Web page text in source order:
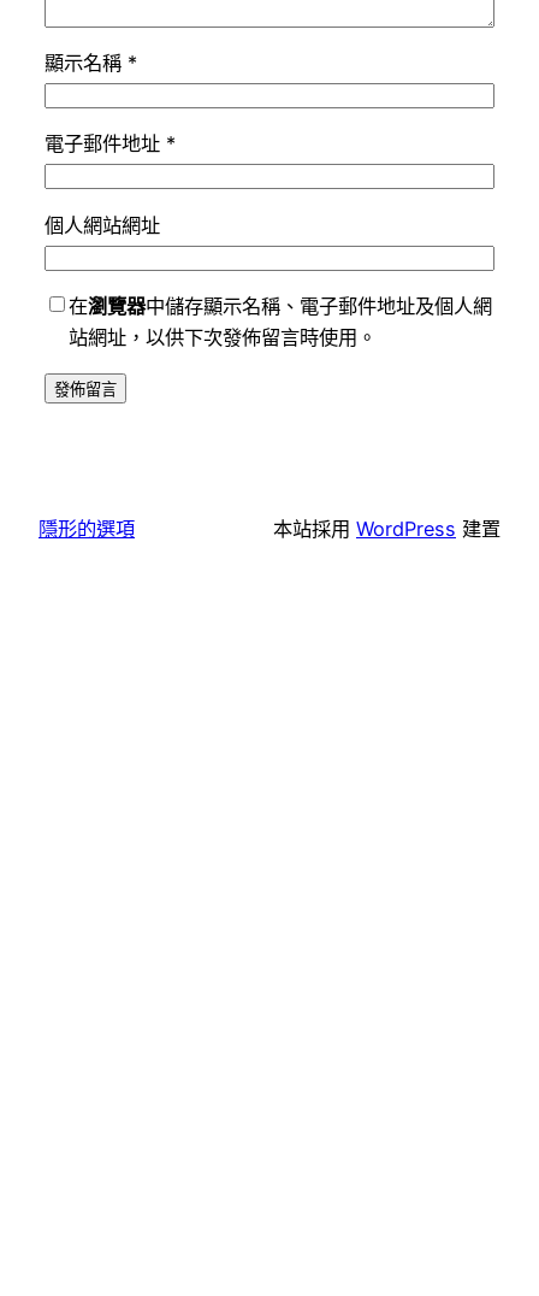
顯示名稱 *
電子郵件地址 *
個人網站網址
在瀏覽器中儲存顯示名稱、電子郵件地址及個人網
站網址，以供下次發佈留言時使用。
隱形的選項 本站採用 WordPress 建置